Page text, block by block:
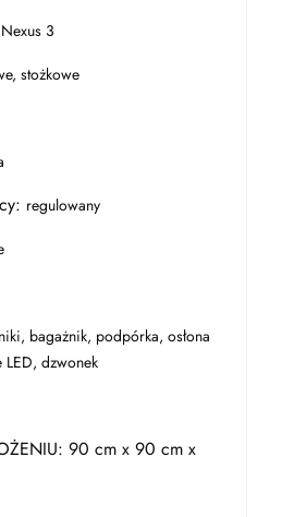
3
stożkowe
regulowany
bagażnik, podpórka, osłona
LED, dzwonek
90 cm x 90 cm x